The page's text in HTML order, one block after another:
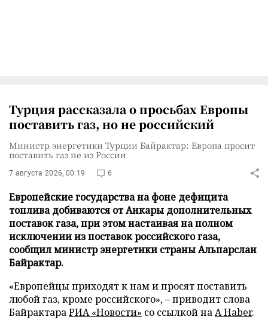
Турция рассказала о просьбах Европы
поставить газ, но не российский
Министр энергетики Турции Байрактар: Европа просит
поставить газ не из России
7 августа 2026, 00:19 6
Европейские государства на фоне дефицита
топлива добиваются от Анкары дополнительных
поставок газа, при этом настаивая на полном
исключении из поставок российского газа,
сообщил министр энергетики страны Альпарслан
Байрактар.
«Европейцы приходят к нам и просят поставить
любой газ, кроме российского», – приводит слова
БайрактараРИА «Новости» со ссылкой наA Haber.